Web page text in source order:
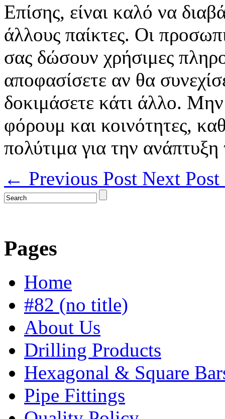
Επίσης, είναι καλό να
άλλους παίκτες. Οι
σας δώσουν χρήσιμες
αποφασίσετε αν θα
δοκιμάσετε κάτι άλλο.
φόρουμ και κοινότητες,
πολύτιμα για την
← Previous Post Next Post
Pages
Home
#82 (no title)
About Us
Drilling Products
Hexagonal & Square
Pipe Fittings